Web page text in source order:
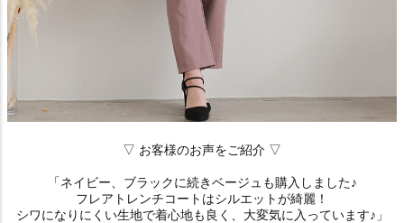
▽ お客様のお声をご紹介 ▽
「ネイビー、ブラックに続きベージュも購入しました♪
フレアトレンチコートはシルエットが綺麗！
シワになりにくい生地で着心地も良く、大変気に入っています♪」